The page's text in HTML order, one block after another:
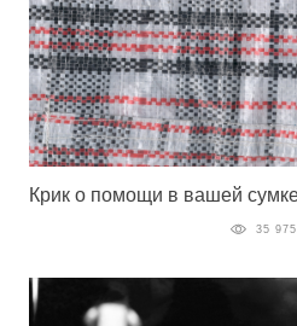
Крик о помощи в вашей
35 975